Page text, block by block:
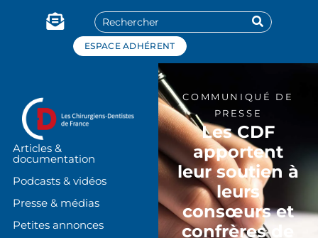
ESPACE ADHÉRENT
Articles &
documentation
Podcasts & vidéos
Presse & médias
Petites annonces
COMMUNIQUÉ DE
PRESSE
Les CDF
apportent
leur soutien à
leurs
consœurs et
confrères de
Panneau de gestion des cookies